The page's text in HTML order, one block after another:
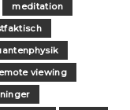
meditation
viewing